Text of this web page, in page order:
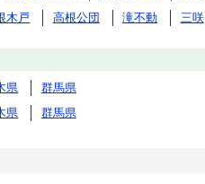
木戸 高根公団 滝不動 三咲
県
群馬県
県 群馬県